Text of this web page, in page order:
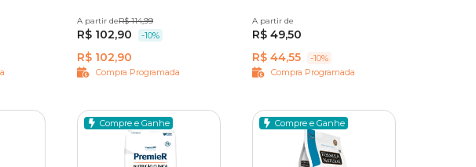
1,5 kg 7 kg
A partir deR$ 114,99
R$ 102,90 -10%
R$ 102,90
Compra Programada
400 g
A partir de
R$ 49,50
R$ 44,55
-10%
Compra Programada
Compre e Ganhe Compre e Ganhe